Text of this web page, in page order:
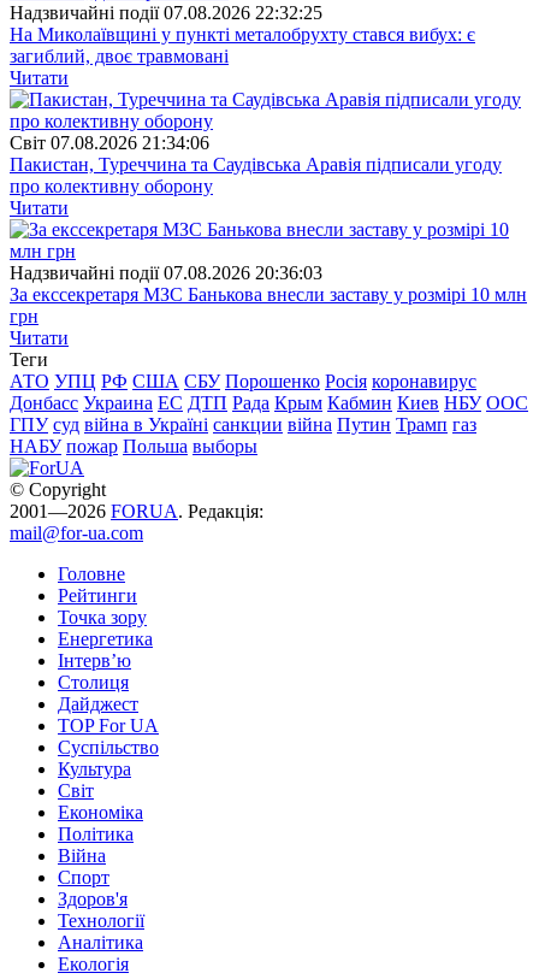
Надзвичайні події 07.08.2026 22:32:25
На Миколаївщині у пункті металобрухту стався вибух: є
загиблий, двоє травмовані
Читати
Свiт 07.08.2026 21:34:06
Пакистан, Туреччина та Саудівська Аравія підписали угоду
про колективну оборону
Читати
Надзвичайні події 07.08.2026 20:36:03
За екссекретаря МЗС Банькова внесли заставу у розмірі 10 млн
грн
Читати
Теги
АТО УПЦ РФ США СБУ Порошенко Росія коронавирус
Донбасс Украина ЕС ДТП Рада Крым Кабмин Киев НБУ ООС
ГПУ суд війна в Україні санкции війна Путин Трамп газ
НАБУ пожар Польша выборы
© Copyright
2001—2026 FORUA. Редакція:
mail@for-ua.com
Головне
Рейтинги
Точка зору
Енергетика
Інтерв’ю
Столиця
Дайджест
TOP For UA
Суспiльство
Культура
Світ
Економіка
Політика
Війна
Спорт
Здоров'я
Технології
Аналітика
Екологія